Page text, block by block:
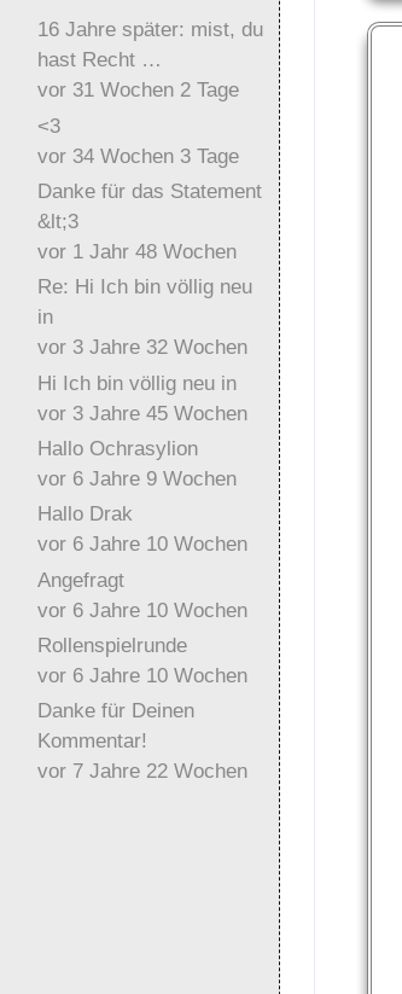
16 Jahre später: mist, du
hast Recht …
vor 31 Wochen 2 Tage
<3
vor 34 Wochen 3 Tage
Danke für das Statement
&lt;3
vor 1 Jahr 48 Wochen
Re: Hi Ich bin völlig neu
in
vor 3 Jahre 32 Wochen
Hi Ich bin völlig neu in
vor 3 Jahre 45 Wochen
Hallo Ochrasylion
vor 6 Jahre 9 Wochen
Hallo Drak
vor 6 Jahre 10 Wochen
Angefragt
vor 6 Jahre 10 Wochen
Rollenspielrunde
vor 6 Jahre 10 Wochen
Danke für Deinen
Kommentar!
vor 7 Jahre 22 Wochen